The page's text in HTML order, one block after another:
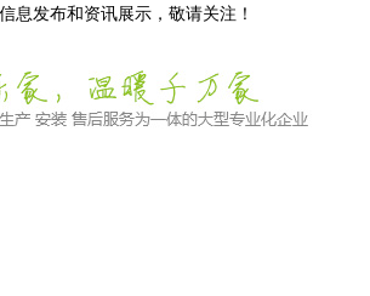
息发布和资讯展示，敬请关注！